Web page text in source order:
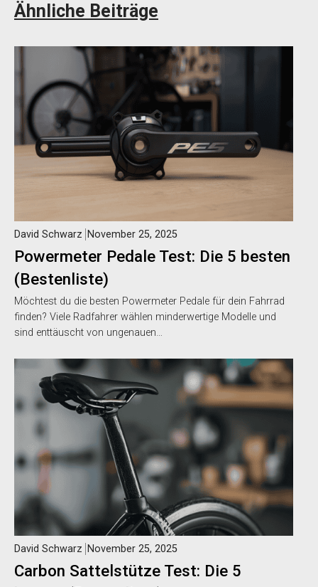
Ähnliche Beiträge
Powermeter Pedale Test: Die 5 besten
(Bestenliste)
David Schwarz November 25, 2025
Möchtest du die besten Powermeter Pedale für dein Fahrrad
finden? Viele Radfahrer wählen minderwertige Modelle und
sind enttäuscht von ungenauen…
Carbon Sattelstütze Test: Die 5
David Schwarz November 25, 2025